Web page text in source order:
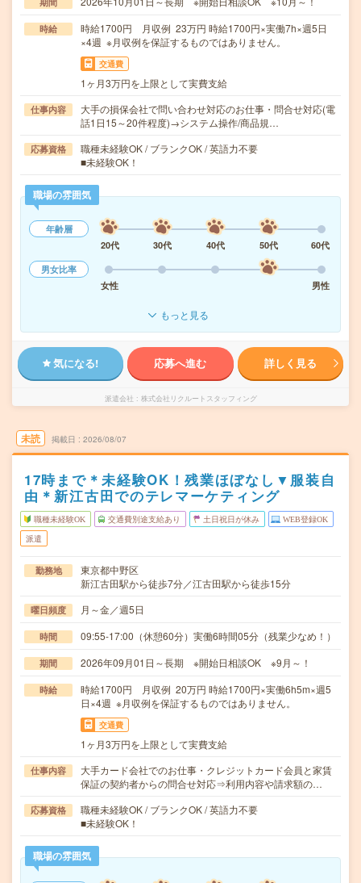
時給
時給1700円 月収例 23万円 時給1700円×実働7h×週5日
×4週 ※月収例を保証するものではありません。
交通費
1ヶ月3万円を上限として実費支給
仕事内容
大手の損保会社で問い合わせ対応のお仕事・問合せ対応(電
話1日15～20件程度)→システム操作/商品規…
応募資格
職種未経験OK / ブランクOK / 英語力不要
■未経験OK！
職場の雰囲気
年齢層
20代
30代 40代 50代
60代
男女比率
女性
男性
もっと見る
気になる! 応募へ進む 詳しく見る
派遣会社 株式会社リクルートスタッフィング
未読 掲載日 2026/08/07
17時まで＊未経験OK！残業ほぼなし▼服装自
由＊新江古田でのテレマーケティング
職種未経験OK 交通費別途支給あり 土日祝日が休み WEB登録OK
派遣
勤務地
東京都中野区
新江古田駅から徒歩7分／江古田駅から徒歩15分
曜日頻度 月～金／週5日
時間 09:55-17:00（休憩60分）実働6時間05分（残業少なめ！）
期間 2026年09月01日～長期 ※開始日相談OK ※9月～！
時給
時給1700円 月収例 20万円 時給1700円×実働6h5m×週5
日×4週 ※月収例を保証するものではありません。
交通費
1ヶ月3万円を上限として実費支給
仕事内容
大手カード会社でのお仕事・クレジットカード会員と家賃
保証の契約者からの問合せ対応⇒利用内容や請求額の…
応募資格
職種未経験OK / ブランクOK / 英語力不要
■未経験OK！
職場の雰囲気